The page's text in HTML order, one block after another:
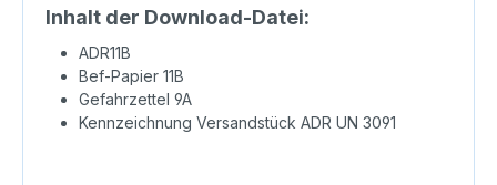
Inhalt der Download-Datei:
ADR11B
Bef-Papier 11B
Gefahrzettel 9A
Kennzeichnung Versandstück ADR UN 3091